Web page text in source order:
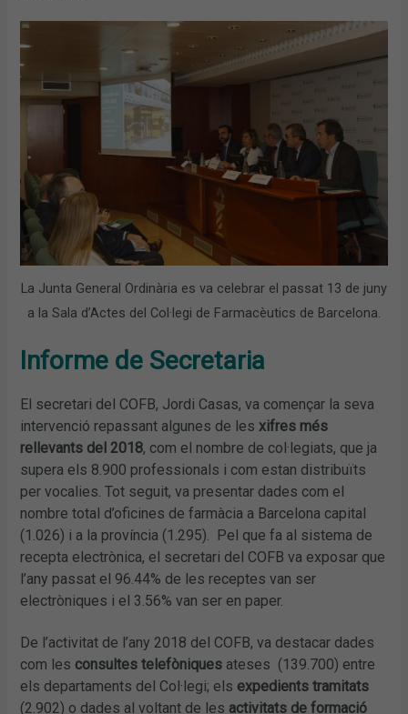
La Junta General Ordinària es va celebrar el passat 13 de juny
a la Sala d’Actes del Col·legi de Farmacèutics de Barcelona.
Informe de Secretaria
El secretari del COFB, Jordi Casas, va començar la seva
intervenció repassant algunes de lesxifres més
rellevants del 2018, com el nombre de col·legiats, que ja
supera els 8.900 professionals i com estan distribuïts
per vocalies. Tot seguit, va presentar dades com el
nombre total d’oficines de farmàcia a Barcelona capital
(1.026) i a la província (1.295). Pel que fa al sistema de
recepta electrònica, el secretari del COFB va exposar que
l’any passat el 96.44% de les receptes van ser
electròniques i el 3.56% van ser en paper.
De l’activitat de l’any 2018 del COFB, va destacar dades
com les consultes telefòniques ateses (139.700) entre
els departaments del Col·legi; els expedients tramitats
(2.902) o dades al voltant de les activitats de formació